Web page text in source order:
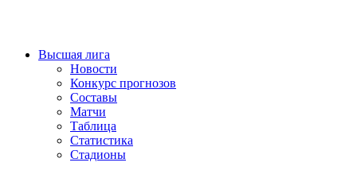
Высшая лига
Новости
Конкурс прогнозов
Составы
Матчи
Таблица
Статистика
Стадионы